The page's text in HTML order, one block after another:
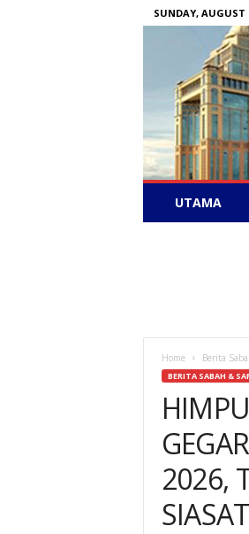
SUNDAY, AUGUST
–
UTAMA
Home Berita
BERITA SABAH &
2026,